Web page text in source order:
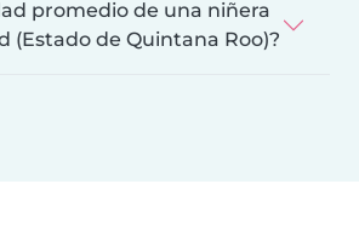
promedio de una niñera
(Estado de Quintana Roo)?